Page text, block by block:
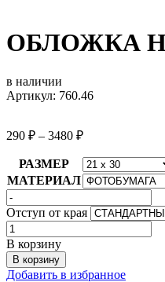
ОБЛОЖКА
в наличии
Артикул: 760.46
290 ₽ – 3480 ₽
РАЗМЕР
МАТЕРИАЛ
Отступ от края
Количество
товара
ОБЛОЖКА
НЬЮ-
В корзину
В корзину
Добавить в избранное